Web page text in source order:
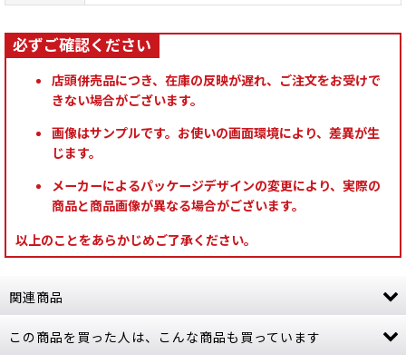
店頭併売品につき、在庫の反映が遅れ、ご注文をお受けで
きない場合がございます。
画像はサンプルです。お使いの画面環境により、差異が生
じます。
メーカーによるパッケージデザインの変更により、実際の
商品と商品画像が異なる場合がございます。
以上のことをあらかじめご了承ください。
関連商品
[スレイヴ・トゥ・ダークネス] ケイオス・チョー
ズン[83-93]
この商品を買った人は、こんな商品も買っています